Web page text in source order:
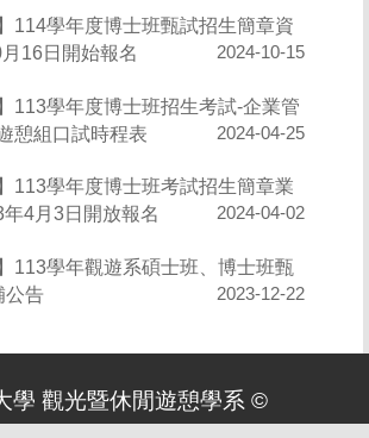
114學年度博士班甄試招生簡章資
16日開始報名
2024-10-15
113學年度博士班招生考試-企業管
憩組口試時程表
2024-04-25
113學年度博士班考試招生簡章業
4月3日開放報名
2024-04-02
113學年觀遊系碩士班、博士班甄
公告
2023-12-22
學 觀光暨休閒遊憩學系 ©